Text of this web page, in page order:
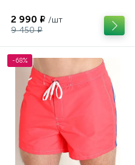
2 990 ₽ /шт
9 450 ₽
-68%